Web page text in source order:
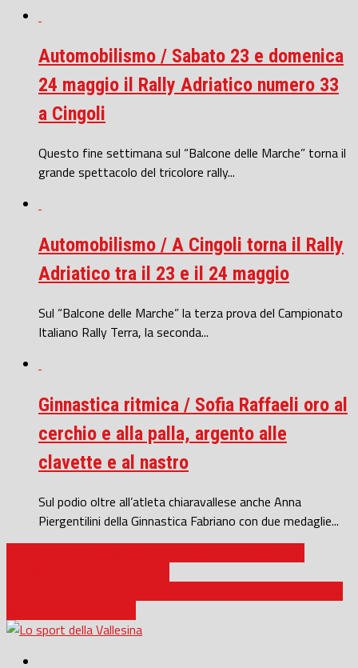
Automobilismo / Sabato 23 e domenica
24 maggio il Rally Adriatico numero 33
a Cingoli
Questo fine settimana sul “Balcone delle Marche” torna il
grande spettacolo del tricolore rally...
Automobilismo / A Cingoli torna il Rally
Adriatico tra il 23 e il 24 maggio
Sul “Balcone delle Marche” la terza prova del Campionato
Italiano Rally Terra, la seconda...
Ginnastica ritmica / Sofia Raffaeli oro al
cerchio e alla palla, argento alle
clavette e al nastro
Sul podio oltre all’atleta chiaravallese anche Anna
Piergentilini della Ginnastica Fabriano con due medaglie...